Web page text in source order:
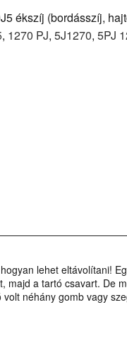
ékszíj (bordásszíj,
, 1270 PJ, 5J1270, 5PJ
lehet eltávolítani!
a tartó csavart. De
néhány gomb vagy